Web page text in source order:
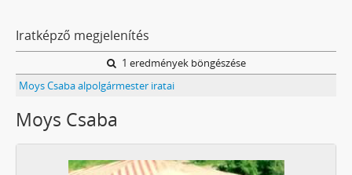
Iratképző megjelenítés
1 eredmények böngészése
Moys Csaba alpolgármester iratai
Moys Csaba